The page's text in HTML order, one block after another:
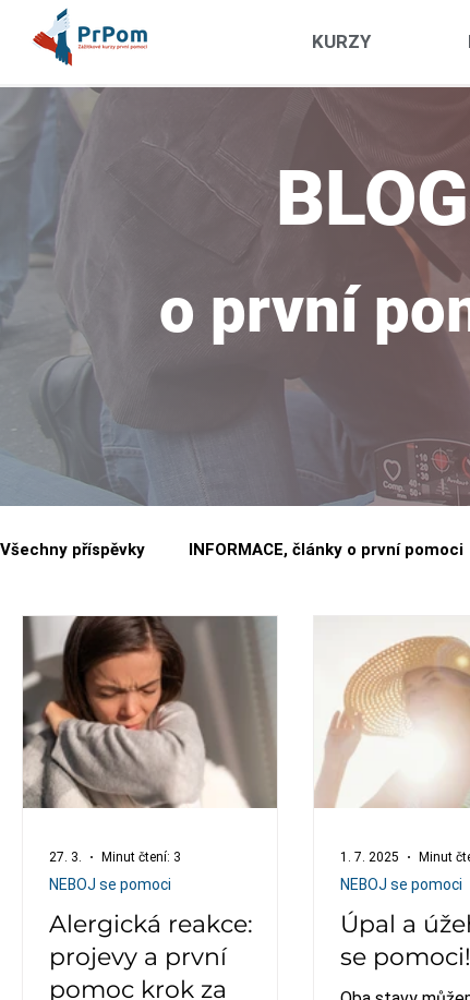
KURZY
BLOG
o první
Všechny příspěvky INFORMACE, články o první pomoci
FIRMY a organizace
Alergická reakce:
projevy a první
pomoc krok za
NEBOJ se pomoci
27. 3. Minut čtení: 3
Úpal a
se pomoci!
NEBOJ se pomoci
1. 7. 2025 Minut